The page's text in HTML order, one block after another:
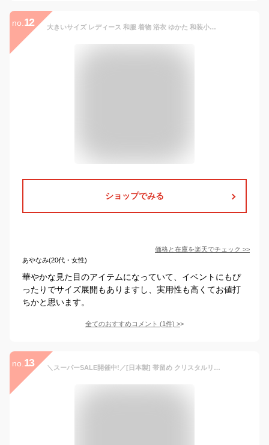
no. 12 大きいサイズ レディース 和服 着物 浴衣 ゆかた 和装小物 着付け小物 パールの帯飾り 帯飾り 帯締め 帯締 パール 飾り紐 飾り帯 帯紐 帯留め ベルト 花火 夏祭り 小物 雑貨 上品 大人 夏新作 夏服 春服 LL 2L 3L 4L 5L ホワイト 白 ラウンド スクエア 韓国ファッション
ショップでみる
価格と在庫を楽天でチェック >>
あやなみ(20代・女性)
華やかな見た目のアイテムになっていて、イベントにもぴ
ったりでサイズ展開もありますし、実用性も高くてお値打
ちかと思います。
全てのおすすめコメント (1件) >
no. 13 ＼スーパーSALE開催中!／[日本製] 帯留め クリスタルリーフ (銀/7486-2) パール ラインストーン キラキラ 葉っぱ 植物 ボタニカル グリーン 上品 オールシーズン 帯どめ おびどめ 個性的 おしゃれ 贈り物 プレゼント 春 夏 秋 冬 和装小物 和小物 着物 きもの (ym211)